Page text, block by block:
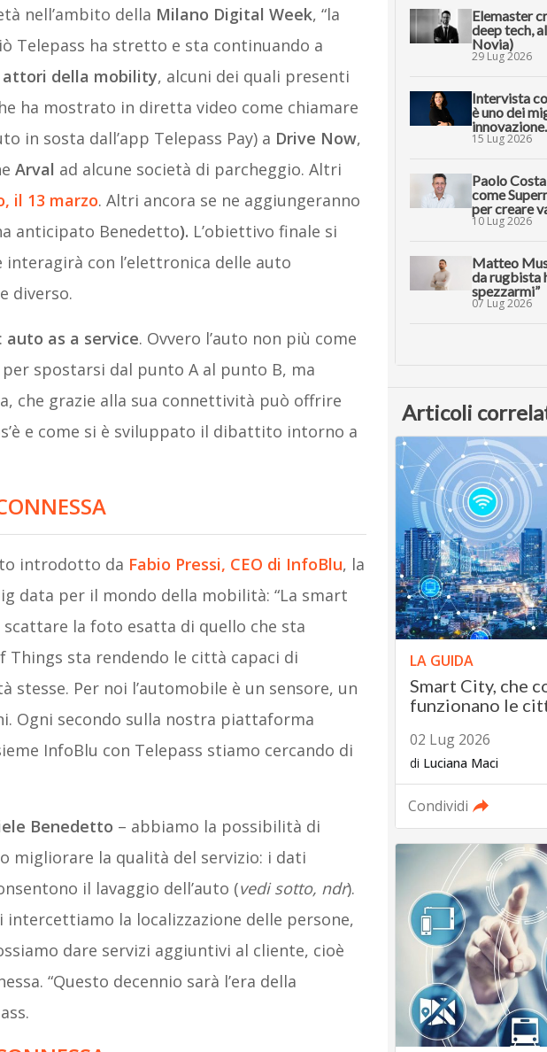
nell’ambito della Milano Digital Week, “la
Telepass ha stretto e sta continuando a
attori della mobility, alcuni dei quali presenti
ha mostrato in diretta video come chiamare
in sosta dall’app Telepass Pay) a Drive Now,
Arval ad alcune società di parcheggio. Altri
il 13 marzo. Altri ancora se ne aggiungeranno
anticipato Benedetto). L’obiettivo finale si
interagirà con l’elettronica delle auto
diverso.
auto as a service. Ovvero l’auto non più come
spostarsi dal punto A al punto B, ma
che grazie alla sua connettività può offrire
e come si è sviluppato il dibattito intorno a
introdotto da Fabio Pressi, CEO di InfoBlu, la
data per il mondo della mobilità: “La smart
la foto esatta di quello che sta
sta rendendo le città capaci di
stesse. Per noi l’automobile è un sensore, un
Ogni secondo sulla nostra piattaforma
InfoBlu con Telepass stiamo cercando di
Benedetto – abbiamo la possibilità di
migliorare la qualità del servizio: i dati
il lavaggio dell’auto (vedi sotto, ndr).
la localizzazione delle persone,
dare servizi aggiuntivi al cliente, cioè
“Questo decennio sarà l’era della
Elemaster
deep tech,
Novia)
29 Lug 2026
Intervista
è uno dei
15 Lug 2026
Paolo
come
per creare
10 Lug 2026
Matteo
da rugbista
spezzarmi”
07 Lug 2026
Articoli
LA GUIDA
Smart City, che
funzionano le
02 Lug 2026
di Luciana Maci
Condividi